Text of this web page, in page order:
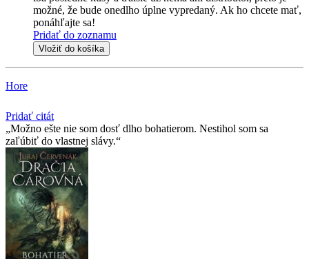
možné, že bude onedlho úplne vypredaný. Ak ho chcete mať,
ponáhľajte sa!
Pridať do zoznamu
Vložiť do košíka
Hore
Pridať citát
Možno ešte nie som dosť dlho bohatierom. Nestihol som sa
zaľúbiť do vlastnej slávy.